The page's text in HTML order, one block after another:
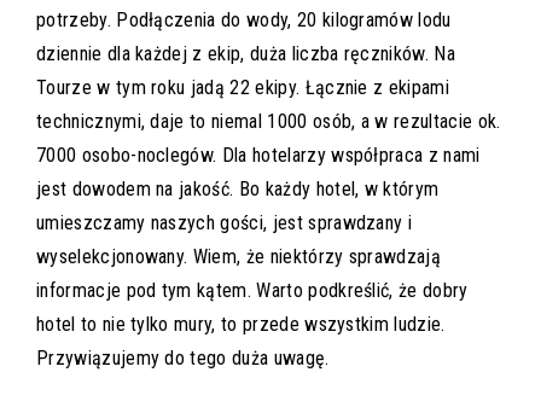
potrzeby. Podłączenia do wody, 20 kilogramów lodu
dziennie dla każdej z ekip, duża liczba ręczników. Na
Tourze w tym roku jadą 22 ekipy. Łącznie z ekipami
technicznymi, daje to niemal 1000 osób, a w rezultacie ok.
7000 osobo-noclegów. Dla hotelarzy współpraca z nami
jest dowodem na jakość. Bo każdy hotel, w którym
umieszczamy naszych gości, jest sprawdzany i
wyselekcjonowany. Wiem, że niektórzy sprawdzają
informacje pod tym kątem. Warto podkreślić, że dobry
hotel to nie tylko mury, to przede wszystkim ludzie.
Przywiązujemy do tego duża uwagę.